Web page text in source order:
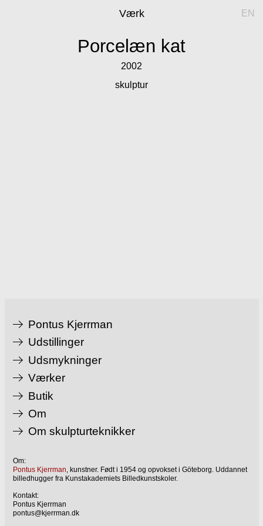
Værk EN
Porcelæn kat
2002
skulptur
Pontus Kjerrman
Udstillinger
Udsmykninger
Værker
Butik
Om
Om skulpturteknikker
Om:
Pontus Kjerrman, kunstner. Født i 1954 og opvokset i Göteborg. Uddannet
billedhugger fra Kunstakademiets Billedkunstskoler.
Kontakt:
Pontus Kjerrman
pontus@kjerrman.dk